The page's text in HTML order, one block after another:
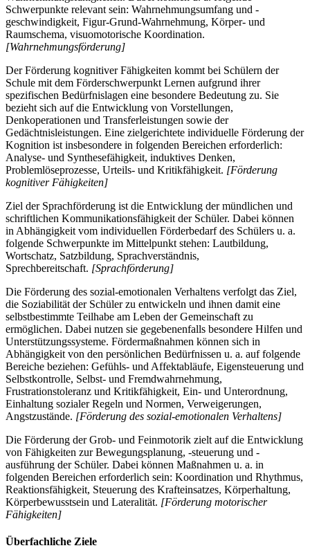
Schwerpunkte relevant sein: Wahrnehmungsumfang und -
geschwindigkeit, Figur-Grund-Wahrnehmung, Körper- und
Raumschema, visuomotorische Koordination.
[Wahrnehmungsförderung]
Der Förderung kognitiver Fähigkeiten kommt bei Schülern der
Schule mit dem Förderschwerpunkt Lernen aufgrund ihrer
spezifischen Bedürfnislagen eine besondere Bedeutung zu. Sie
bezieht sich auf die Entwicklung von Vorstellungen,
Denkoperationen und Transferleistungen sowie der
Gedächtnisleistungen. Eine zielgerichtete individuelle Förderung der
Kognition ist insbesondere in folgenden Bereichen erforderlich:
Analyse- und Synthesefähigkeit, induktives Denken,
Problemlöseprozesse, Urteils- und Kritikfähigkeit. [Förderung
kognitiver Fähigkeiten]
Ziel der Sprachförderung ist die Entwicklung der mündlichen und
schriftlichen Kommunikationsfähigkeit der Schüler. Dabei können
in Abhängigkeit vom individuellen Förderbedarf des Schülers u. a.
folgende Schwerpunkte im Mittelpunkt stehen: Lautbildung,
Wortschatz, Satzbildung, Sprachverständnis,
Sprechbereitschaft. [Sprachförderung]
Die Förderung des sozial-emotionalen Verhaltens verfolgt das Ziel,
die Soziabilität der Schüler zu entwickeln und ihnen damit eine
selbstbestimmte Teilhabe am Leben der Gemeinschaft zu
ermöglichen. Dabei nutzen sie gegebenenfalls besondere Hilfen und
Unterstützungssysteme. Fördermaßnahmen können sich in
Abhängigkeit von den persönlichen Bedürfnissen u. a. auf folgende
Bereiche beziehen: Gefühls- und Affektabläufe, Eigensteuerung und
Selbstkontrolle, Selbst- und Fremdwahrnehmung,
Frustrationstoleranz und Kritikfähigkeit, Ein- und Unterordnung,
Einhaltung sozialer Regeln und Normen, Verweigerungen,
Angstzustände. [Förderung des sozial-emotionalen Verhaltens]
Die Förderung der Grob- und Feinmotorik zielt auf die Entwicklung
von Fähigkeiten zur Bewegungsplanung, -steuerung und -
ausführung der Schüler. Dabei können Maßnahmen u. a. in
folgenden Bereichen erforderlich sein: Koordination und Rhythmus,
Reaktionsfähigkeit, Steuerung des Krafteinsatzes, Körperhaltung,
Körperbewusstsein und Lateralität. [Förderung motorischer
Fähigkeiten]
Überfachliche Ziele